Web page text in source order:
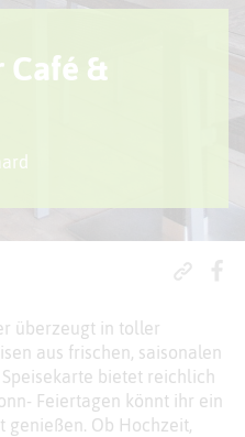
Café &
überzeugt in toller
aus frischen, saisonalen
bietet reichlich
Feiertagen könnt ihr ein
genießen. Ob Hochzeit,